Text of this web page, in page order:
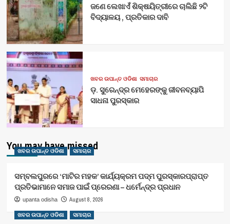
ଜଣେ ଲେଖାଏଁ ଶିକ୍ଷୟିତ୍ରୀରେ ଚାଲିଛି ୨ଟି
ବିଦ୍ୟାଳୟ , ପ୍ରତିକାର ଦାବି
ଖବର ଉପାନ୍ତ ଓଡିଶା ସମାଚାର
ଡ଼. ସୁରେନ୍ଦ୍ର ମେହେରଙ୍କୁ ଜୀବନବ୍ୟାପି
ସାଧନା ପୁରସ୍କାର
You may have missed
ଖବର ଉପାନ୍ତ ଓଡିଶା ସମାଚାର
ସମ୍ବଲପୁରରେ ‘ମାଟିର ମହକ’ କାର୍ଯ୍ୟକ୍ରମ ପଦ୍ମ ପୁରସ୍କାରପ୍ରାପ୍ତ
ପ୍ରତିଭାମାନେ ସମାଜ ପାଇଁ ପ୍ରେରଣା – ଧର୍ମେନ୍ଦ୍ର ପ୍ରଧାନ
upanta odisha August 8, 2026
ଖବର ଉପାନ୍ତ ଓଡିଶା ସମାଚାର